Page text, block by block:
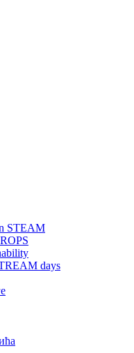
STEAM
days